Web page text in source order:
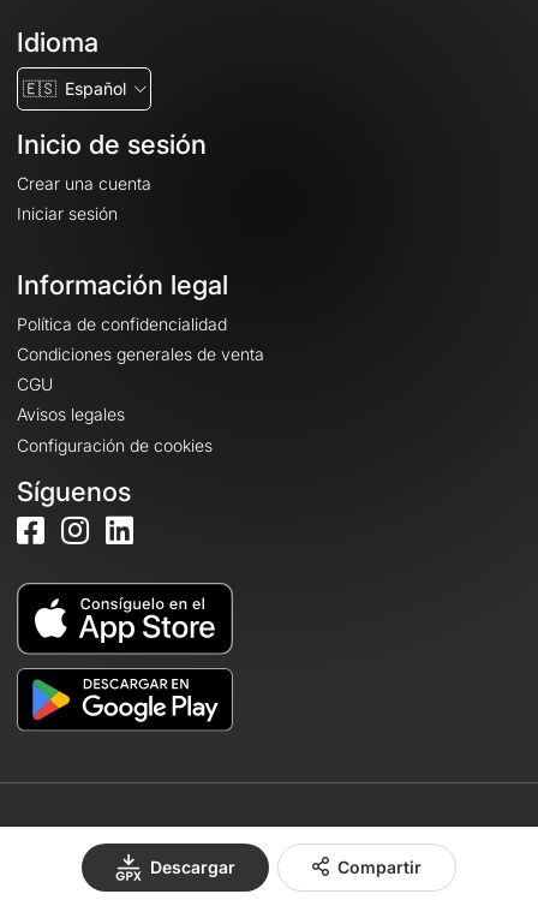
Descargar Compartir
Idioma
🇪🇸 Español
Inicio de sesión
Crear una cuenta
Iniciar sesión
Información legal
Política de confidencialidad
Condiciones generales de venta
CGU
Avisos legales
Configuración de cookies
Síguenos